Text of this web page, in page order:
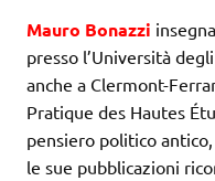
Mauro Bonazzi
presso l’Università
anche a Clermont-
Pratique des Hautes
pensiero politico
le sue pubblicazioni